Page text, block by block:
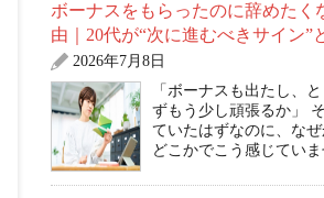
ボーナスをもらったのに辞めたく
由｜20代が“次に進むべきサイン”
2026年7月8日
「ボーナスも出たし、と
ずもう少し頑張るか」
ていたはずなのに、な
どこかでこう感じてい